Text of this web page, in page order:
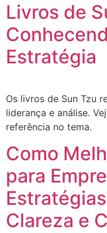
Livros de
Estratégia
Os livros de Sun Tzu
liderança e análise.
referência no tema.
Como
para
Clareza e